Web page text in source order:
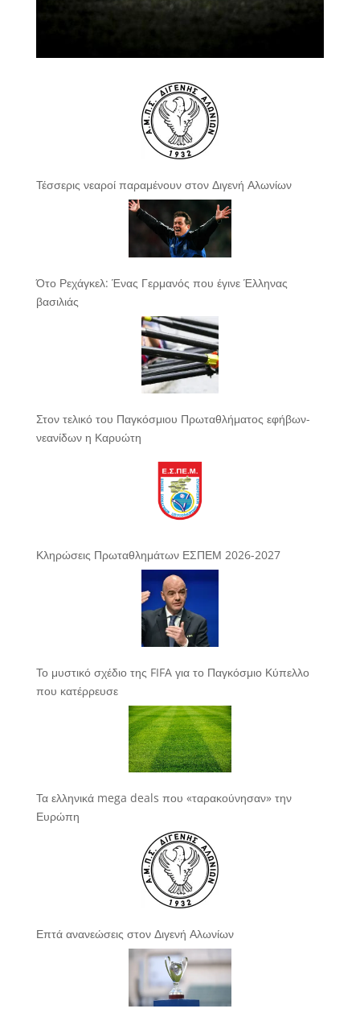
Τέσσερις νεαροί παραμένουν στον Διγενή Αλωνίων
Ότο Ρεχάγκελ: Ένας Γερμανός που έγινε Έλληνας
βασιλιάς
Στον τελικό του Παγκόσμιου Πρωταθλήματος εφήβων-
νεανίδων η Καρυώτη
Κληρώσεις Πρωταθλημάτων ΕΣΠΕΜ 2026-2027
Το μυστικό σχέδιο της FIFA για το Παγκόσμιο Κύπελλο
που κατέρρευσε
Τα ελληνικά mega deals που «ταρακούνησαν» την
Ευρώπη
Επτά ανανεώσεις στον Διγενή Αλωνίων